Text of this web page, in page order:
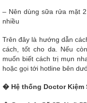
– Nên dùng sữa rửa mặt
nhiều
Trên đây là hướng dẫn
cách, tốt cho da. Nếu
muốn biết cách trị mụn
hoặc gọi tới hotline bên
� Hệ thống Doctor Kiệm